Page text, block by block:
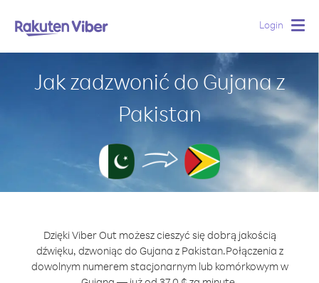
Login
Jak zadzwonić do Gujana z
Pakistan
Dzięki Viber Out możesz cieszyć się dobrą jakością
dźwięku, dzwoniąc do Gujana z Pakistan.Połączenia z
dowolnym numerem stacjonarnym lub komórkowym w